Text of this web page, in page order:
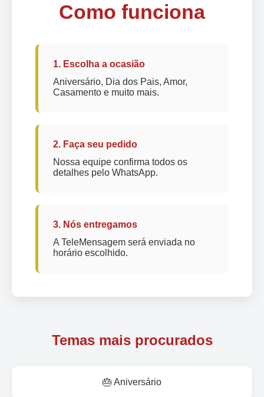
Como funciona
1. Escolha a ocasião
Aniversário, Dia dos Pais, Amor,
Casamento e muito mais.
2. Faça seu pedido
Nossa equipe confirma todos os
detalhes pelo WhatsApp.
3. Nós entregamos
A TeleMensagem será enviada no
horário escolhido.
Temas mais procurados
🎂 Aniversário